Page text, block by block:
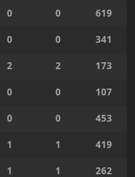
0 0
619
0 0
341
2 2
173
0 0
107
0 0
453
1 1
419
1 1
262